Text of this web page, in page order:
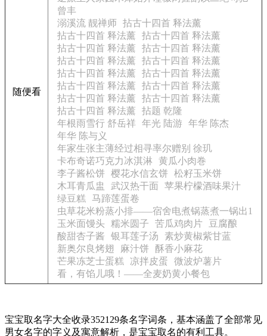
随便看
曾丰
溺溪流 靓禅师 拈古十四首 释法薰
拈古十四首 释法薰
拈古十四首 释法薰
拈古十四首 释法薰
拈古十四首 释法薰
拈古十四首 释法薰
拈古十四首 释法薰
拈古十四首 释法薰
拈古十四首 释法薰
拈古十四首 释法薰
拈古十四首 释法薰
拈古十四首 释法薰
拈古十四首 释法薰
拈古十四首 释法薰
拈题 乾隆
年根雨雪行 舒岳祥 年光 陆游
年华 陈杰
年华 陈与义
年家生张主薄经过相寻率尔赠别 徐玑
卡布奇诺巧克力冰淇淋
黄瓜小肉巻
李子酱松饼
樱花水信玄饼
松籽玉米饼
木耳青瓜盅
武汉热干面
苹果柠檬酒味果汁
绿豆糕
马蹄莲蛋卷
虫草花米粉蒸小排——宿舍电煮锅蒸煮一锅出1
玉米面馒头
糯米圆子 苦瓜鸡肉片
豆腐酿
酸甜杏子酱
银耳莲子汤
素炒黄椒紫甘蓝
新奥尔良烤翅
麻汁饼
酥香小麻花
芒果冻芝士蛋糕
凉拌皮蛋
微波炉薯片
看，有馅儿哦！——全麦奶黄小餐包
宝宝取名字大全收录352129条名字词条，基本涵盖了全部常见
男女名字的字义及寓意解析，是宝宝取名的有利工具。